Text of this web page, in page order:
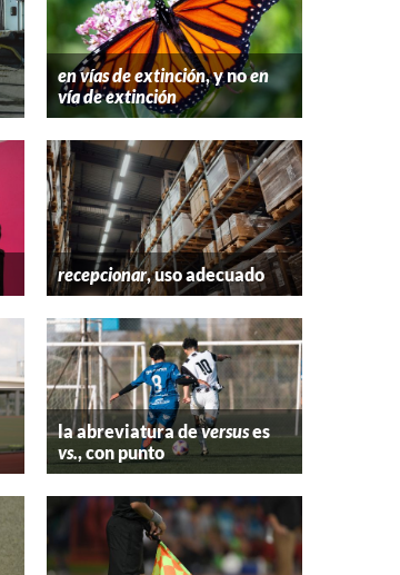
en vías de extinción, y noen
vía de extinción
recepcionar, uso adecuado
la abreviatura deversuses
vs., con punto